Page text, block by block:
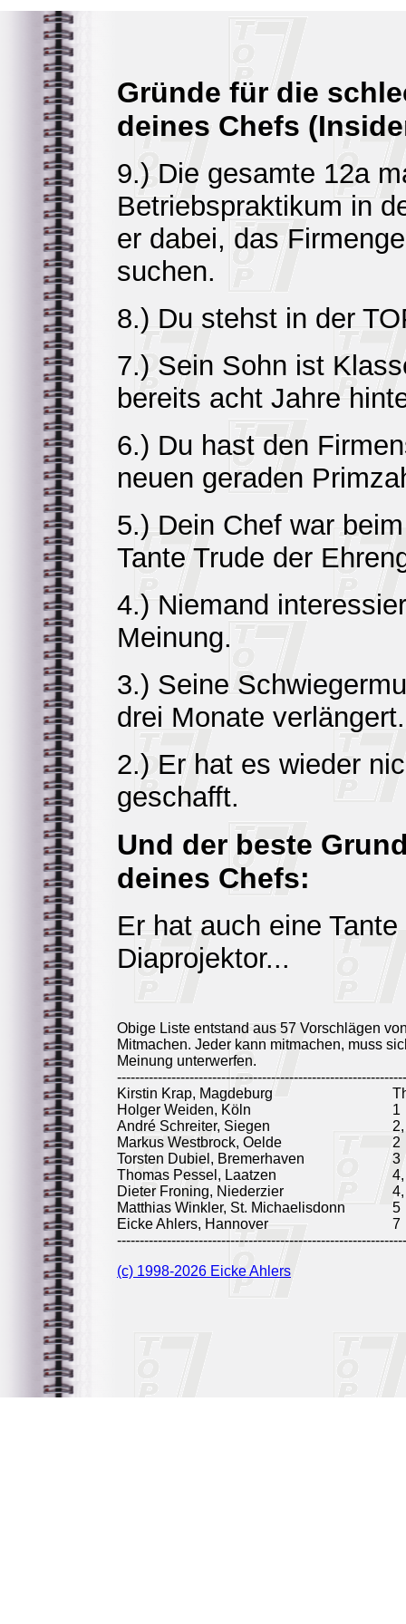
Gründe für die
deines Chefs
9.) Die gesamte 12a
Betriebspraktikum in
er dabei, das
suchen.
8.) Du stehst in der
7.) Sein Sohn ist
bereits acht Jahre
6.) Du hast den
neuen geraden
5.) Dein Chef war
Tante Trude der
4.) Niemand
Meinung.
3.) Seine
drei Monate verlängert.
2.) Er hat es wieder
geschafft.
Und der beste
deines Chefs:
Er hat auch eine
Diaprojektor...
Obige Liste entstand aus 57 Vorschlägen
Mitmachen. Jeder kann mitmachen, muss
Meinung unterwerfen.
Kirstin Krap, Magdeburg
Holger Weiden, Köln
1
André Schreiter, Siegen
Markus Westbrock, Oelde
2
Torsten Dubiel, Bremerhaven
3
Thomas Pessel, Laatzen
Dieter Froning, Niederzier
Matthias Winkler, St. Michaelisdonn
5
Eicke Ahlers, Hannover
7
(c) 1998-2026 Eicke Ahlers